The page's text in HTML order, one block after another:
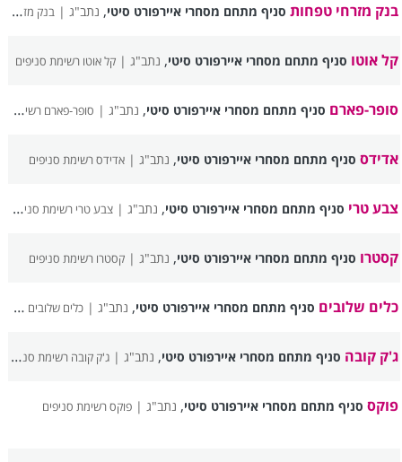
בנק מזרחי טפחות סניף מתחם מסחרי איירפורט סיטי, נתב"ג |בנק מזרחי טפחות רשימת סניפים
קל אוטו סניף מתחם מסחרי איירפורט סיטי, נתב"ג |קל אוטו רשימת סניפים
סופר-פארם סניף מתחם מסחרי איירפורט סיטי, נתב"ג | סופר-פארם רשימת סניפים
אדידס סניף מתחם מסחרי איירפורט סיטי, נתב"ג |אדידס רשימת סניפים
צבע טרי סניף מתחם מסחרי איירפורט סיטי, נתב"ג |צבע טרי רשימת סניפים
קסטרו סניף מתחם מסחרי איירפורט סיטי, נתב"ג |קסטרו רשימת סניפים
כלים שלובים סניף מתחם מסחרי איירפורט סיטי, נתב"ג |כלים שלובים רשימת סניפים
ג'ק קובה סניף מתחם מסחרי איירפורט סיטי, נתב"ג |ג'ק קובה רשימת סניפים
פוקס סניף מתחם מסחרי איירפורט סיטי, נתב"ג |פוקס רשימת סניפים